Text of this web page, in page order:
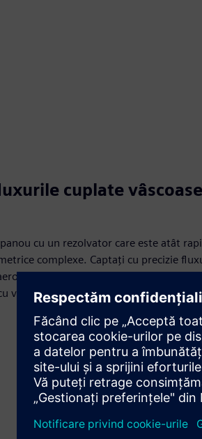
cuplate
cu un rezolvator care este atât
complexe. Captați cu precizie
vehiculului cu un dispozitiv
vâscoz.